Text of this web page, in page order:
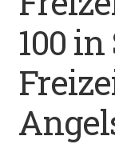
Datenschutz
Impressum
Kontakt
Shop
100